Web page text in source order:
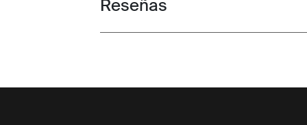
Toggle overview
Reseñas